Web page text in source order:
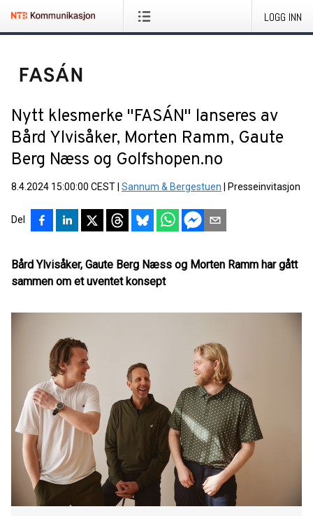
LOGG INN
Nytt klesmerke "FASÁN" lanseres av
Bård Ylvisåker, Morten Ramm, Gaute
Berg Næss og Golfshopen.no
8.4.2024 15:00:00 CEST Sannum & Bergestuen Presseinvitasjon
Del
Bård Ylvisåker, Gaute Berg Næss og Morten Ramm har gått
sammen om et uventet konsept